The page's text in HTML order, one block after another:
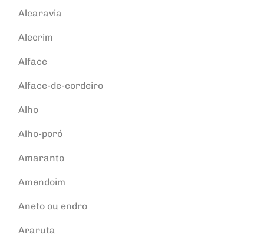
Alcaravia
Alecrim
Alface
Alface-de-cordeiro
Alho
Alho-poró
Amaranto
Amendoim
Aneto ou endro
Araruta